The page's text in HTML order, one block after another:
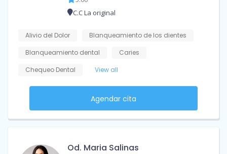
C.C La original
Alivio del Dolor
Blanqueamiento de los dientes
Blanqueamiento dental
Caries
Chequeo Dental
View all
Agendar cita
Od. Maria Salinas